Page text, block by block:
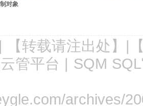
对象
| 【转载请注出处 】|
管平台 | SQM
archives/